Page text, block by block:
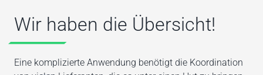
Wir haben die Übersicht!
Eine komplizierte Anwendung benötigt die Koordination